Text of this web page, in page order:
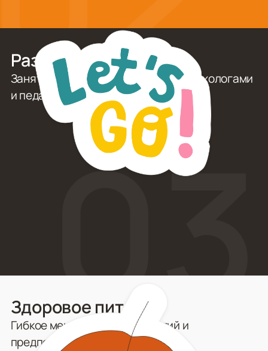
Развитие через игру
Занятия разработаны детскими психологами
и педагогами.
03
Здоровое питание
Гибкое меню с учётом аллергий и
предпочтений.